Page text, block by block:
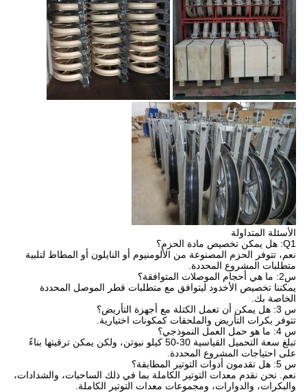
الأسئلة المتداولة
Q1: هل يمكن تخصيص مادة الحزم؟
نعم، تتوفر الحزم المصنوعة من الألومنيوم أو النايلون أو المطاط لتلبية
متطلبات المشروع المحددة.
س2: ما هي أحجام الموصلات المتوافقة؟
يمكننا تخصيص الأخدود ليتوافق مع متطلبات قطر الموصل المحددة
الخاصة بك.
س 3: هل يمكن أن تعمل الكتلة مع أجهزة التأريض؟
تتوفر بكرات التأريض والملحقات كمكونات اختيارية.
س 4: ما هو حمل العمل النموذجي؟
تبلغ سعة التحميل القياسية 30-50 كيلو نيوتن، ولكن يمكن ترقيتها بناءً
على احتياجات المشروع المحددة.
س 5: هل تقدمون أدوات التوتير المطابقة؟
نعم. نحن نقدم معدات التوتير الكاملة بما في ذلك الساحبات، والشدادات،
والبكرات، والدوارات، ومجموعات معدات التوتير الكاملة.